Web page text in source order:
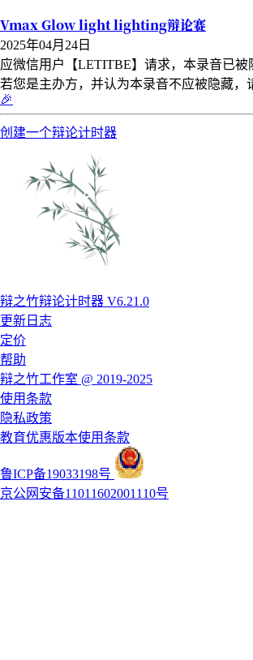
Vmax Glow light lighting辩论赛
2025年04月24日
应微信用户【LETITBE】请求，本录音已被
若您是主办方，并认为本录音不应被隐藏，
🎉
创建一个辩论计时器
辩之竹辩论计时器 V6.21.0
更新日志
定价
帮助
辩之竹工作室 @ 2019-2025
使用条款
隐私政策
教育优惠版本使用条款
鲁ICP备19033198号
京公网安备11011602001110号